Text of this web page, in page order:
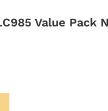
Value Pack